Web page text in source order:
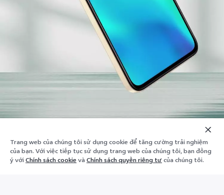
Kệ dưới vào
Trang web của chúng tôi sử dụng cookie để tăng cường trải nghiệm
của bạn. Với việc tiếp tục sử dụng trang web của chúng tôi, bạn đồng
ý với Chính sách cookievà Chính sách quyền riêng tưcủa chúng tôi.